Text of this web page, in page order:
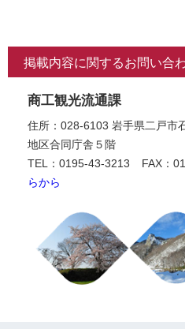
掲載内容に関するお問い合
商工観光流通課
住所：028-6103 岩手県二戸
地区合同庁舎５階
TEL：0195-43-3213
FAX：
らから